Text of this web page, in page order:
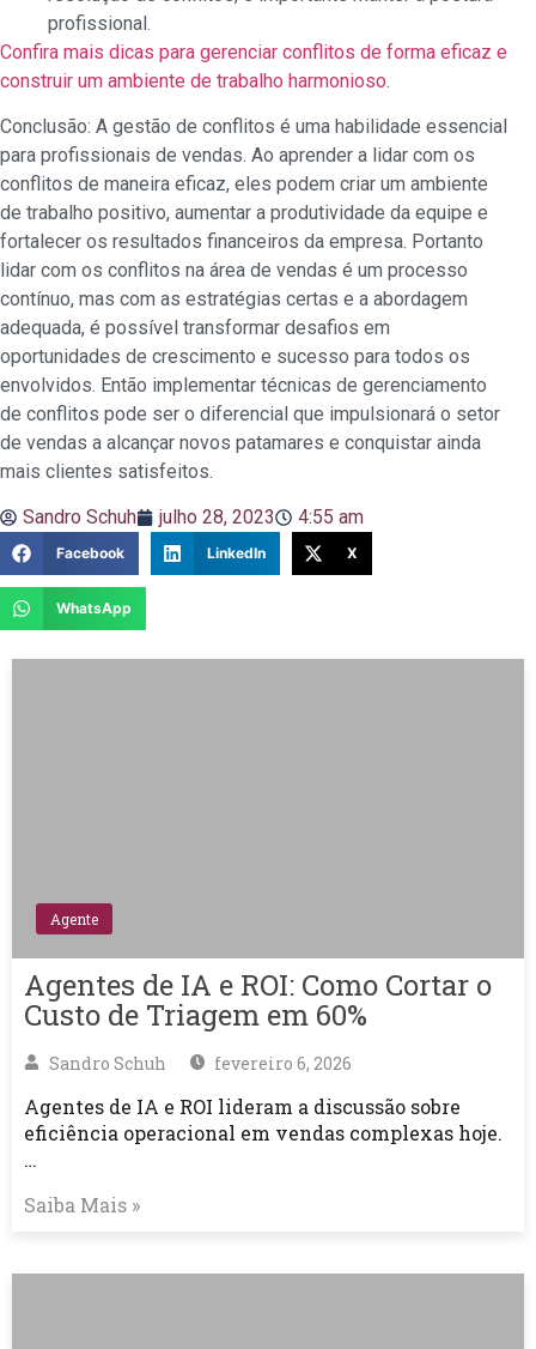
profissional.
Confira mais dicas para gerenciar conflitos de forma eficaz e
construir um ambiente de trabalho harmonioso.
Conclusão: A gestão de conflitos é uma habilidade essencial
para profissionais de vendas. Ao aprender a lidar com os
conflitos de maneira eficaz, eles podem criar um ambiente
de trabalho positivo, aumentar a produtividade da equipe e
fortalecer os resultados financeiros da empresa. Portanto
lidar com os conflitos na área de vendas é um processo
contínuo, mas com as estratégias certas e a abordagem
adequada, é possível transformar desafios em
oportunidades de crescimento e sucesso para todos os
envolvidos. Então implementar técnicas de gerenciamento
de conflitos pode ser o diferencial que impulsionará o setor
de vendas a alcançar novos patamares e conquistar ainda
mais clientes satisfeitos.
Sandro Schuh julho 28, 2023 4:55 am
Facebook LinkedIn X
WhatsApp
Agente
Agentes de IA e ROI: Como Cortar o
Custo de Triagem em 60%
Sandro Schuh fevereiro 6, 2026
Agentes de IA e ROI lideram a discussão sobre
eficiência operacional em vendas complexas hoje.
…
Saiba Mais »